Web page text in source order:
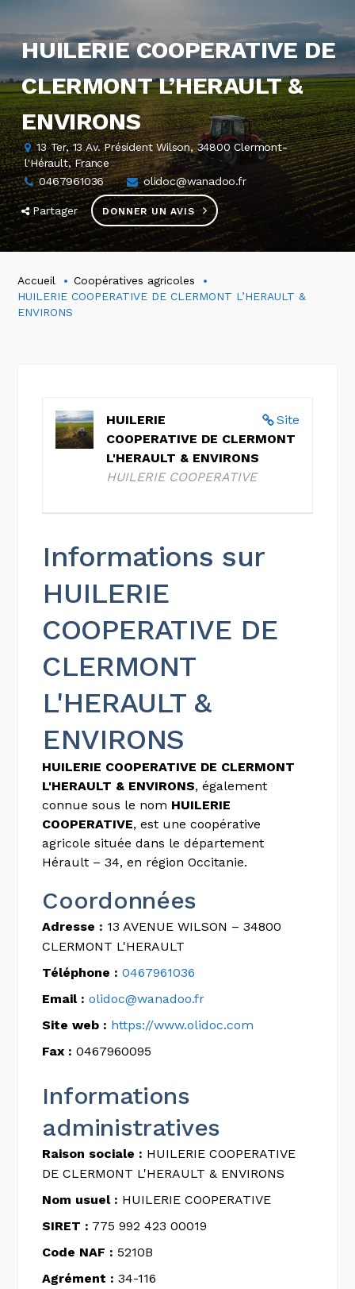
HUILERIE COOPERATIVE DE
CLERMONT L’HERAULT &
ENVIRONS
13 Ter, 13 Av. Président Wilson, 34800 Clermont-
l'Hérault, France
0467961036
olidoc@wanadoo.fr
Partager DONNER UN AVIS
Accueil
Coopératives agricoles
HUILERIE COOPERATIVE DE CLERMONT L’HERAULT &
ENVIRONS
Site
HUILERIE
COOPERATIVE DE CLERMONT
L'HERAULT & ENVIRONS
HUILERIE COOPERATIVE
Informations sur
HUILERIE
COOPERATIVE DE
CLERMONT
L'HERAULT &
ENVIRONS
HUILERIE COOPERATIVE DE CLERMONT
L'HERAULT & ENVIRONS, également
connue sous le nom HUILERIE
COOPERATIVE, est une coopérative
agricole située dans le département
Hérault – 34, en région Occitanie.
Coordonnées
Adresse : 13 AVENUE WILSON – 34800
CLERMONT L'HERAULT
Téléphone : 0467961036
Email : olidoc@wanadoo.fr
Site web : https://www.olidoc.com
Fax : 0467960095
Informations
administratives
Raison sociale : HUILERIE COOPERATIVE
DE CLERMONT L'HERAULT & ENVIRONS
Nom usuel : HUILERIE COOPERATIVE
SIRET : 775 992 423 00019
Code NAF : 5210B
Agrément : 34-116